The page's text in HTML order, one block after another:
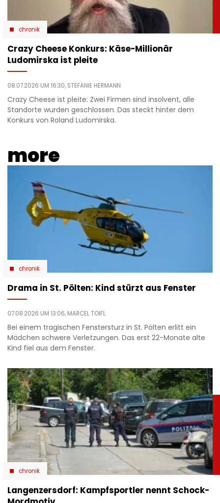
chronik
Crazy Cheese Konkurs: Käse-Millionär
Ludomirska ist pleite
08.07.2026 UM 16:30, STEFANIE HERMANN
Crazy Cheese ist pleite: Zwei Firmen sind insolvent, alle
Standorte wurden geschlossen. Das steckt hinter dem
Konkurs von Roland Ludomirska.
more
chronik
Drama in St. Pölten: Kind stürzt aus Fenster
07.08.2026 UM 13:06, MARCEL TOIFL
Bei einem tragischen Fenstersturz in St. Pölten erlitt ein
Mädchen schwere Verletzungen. Das erst 22-Monate alte
Kind fiel aus dem Fenster.
chronik
Langenzersdorf: Kampfsportler nennt Schock-